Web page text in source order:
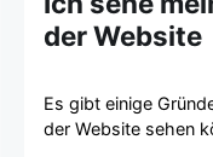
der Website
Es gibt einige
der Website sehen